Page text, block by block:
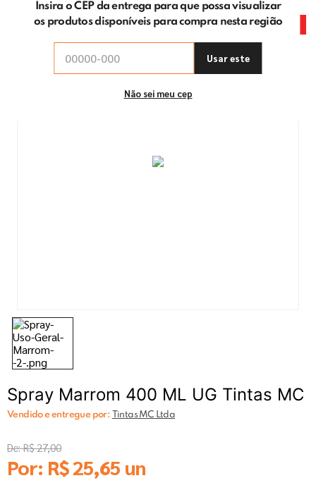
Insira o CEP da entrega para que possa visualizar
os produtos disponíveis para compra nesta região
Usar este
Não sei meu cep
-5%off
Spray Marrom 400 ML UG Tintas MC
Vendido e entregue por: Tintas MC Ltda
De:R$27,00
Por: R$25,65 un
3º tinta branca
sherwin willians